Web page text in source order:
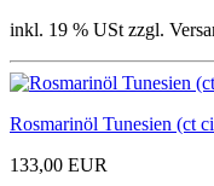
inkl. 19 % USt zzgl.
Rosmarinöl Tunesien (ct
133,00 EUR